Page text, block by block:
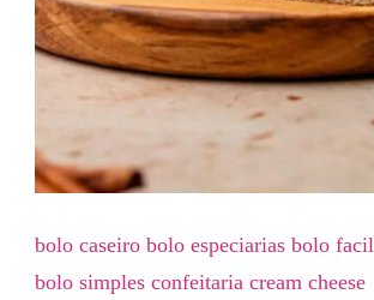
bolo caseiro bolo especiarias bolo facil
bolo simples confeitaria cream cheese